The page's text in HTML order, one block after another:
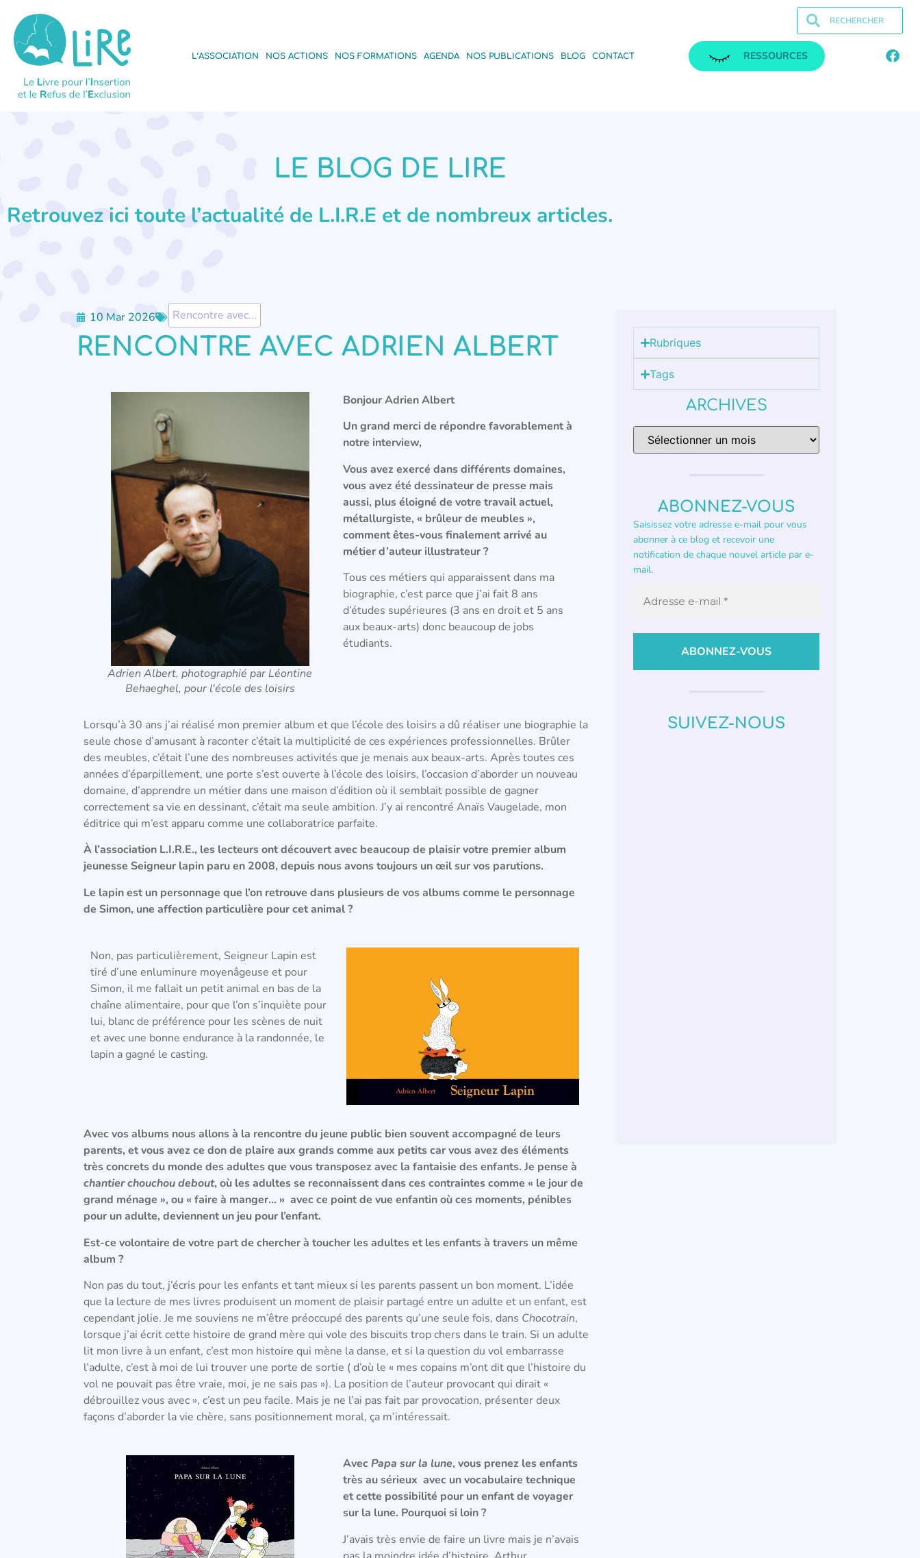
L’ASSOCIATION NOS ACTIONS NOS FORMATIONS AGENDA NOS PUBLICATIONS BLOG CONTACT RESSOURCES
LE BLOG DE LIRE
Retrouvez ici toute l’actualité de L.I.R.E et de nombreux articles.
10 Mar 2026 Rencontre avec...
RENCONTRE AVEC ADRIEN ALBERT
Adrien Albert, photographié par Léontine
Behaeghel, pour l'école des loisirs
Bonjour Adrien Albert
Un grand merci de répondre favorablement à
notre interview,
Vous avez exercé dans différents domaines,
vous avez été dessinateur de presse mais
aussi, plus éloigné de votre travail actuel,
métallurgiste, « brûleur de meubles »,
comment êtes-vous finalement arrivé au
métier d’auteur illustrateur ?
Tous ces métiers qui apparaissent dans ma
biographie, c’est parce que j’ai fait 8 ans
d’études supérieures (3 ans en droit et 5 ans
aux beaux-arts) donc beaucoup de jobs
étudiants.
Lorsqu’à 30 ans j’ai réalisé mon premier album et que l’école des loisirs a dû réaliser une biographie la
seule chose d’amusant à raconter c’était la multiplicité de ces expériences professionnelles. Brûler
des meubles, c’était l’une des nombreuses activités que je menais aux beaux-arts. Après toutes ces
années d’éparpillement, une porte s’est ouverte à l’école des loisirs, l’occasion d’aborder un nouveau
domaine, d’apprendre un métier dans une maison d’édition où il semblait possible de gagner
correctement sa vie en dessinant, c’était ma seule ambition. J’y ai rencontré Anaïs Vaugelade, mon
éditrice qui m’est apparu comme une collaboratrice parfaite.
À l’association L.I.R.E., les lecteurs ont découvert avec beaucoup de plaisir votre premier album
jeunesse Seigneur lapin paru en 2008, depuis nous avons toujours un œil sur vos parutions.
Le lapin est un personnage que l’on retrouve dans plusieurs de vos albums comme le personnage
de Simon, une affection particulière pour cet animal ?
Non, pas particulièrement, Seigneur Lapin est
tiré d’une enluminure moyenâgeuse et pour
Simon, il me fallait un petit animal en bas de la
chaîne alimentaire, pour que l’on s’inquiète pour
lui, blanc de préférence pour les scènes de nuit
et avec une bonne endurance à la randonnée, le
lapin a gagné le casting.
Avec vos albums nous allons à la rencontre du jeune public bien souvent accompagné de leurs
parents, et vous avez ce don de plaire aux grands comme aux petits car vous avez des éléments
très concrets du monde des adultes que vous transposez avec la fantaisie des enfants. Je pense à
chantier chouchou debout, où les adultes se reconnaissent dans ces contraintes comme « le jour de
grand ménage », ou « faire à manger… » avec ce point de vue enfantin où ces moments, pénibles
pour un adulte, deviennent un jeu pour l’enfant.
Est-ce volontaire de votre part de chercher à toucher les adultes et les enfants à travers un même
album ?
Non pas du tout, j’écris pour les enfants et tant mieux si les parents passent un bon moment. L’idée
que la lecture de mes livres produisent un moment de plaisir partagé entre un adulte et un enfant, est
cependant jolie. Je me souviens ne m’être préoccupé des parents qu’une seule fois, dans Chocotrain,
lorsque j’ai écrit cette histoire de grand mère qui vole des biscuits trop chers dans le train. Si un adulte
lit mon livre à un enfant, c’est mon histoire qui mène la danse, et si la question du vol embarrasse
l’adulte, c’est à moi de lui trouver une porte de sortie ( d’où le « mes copains m’ont dit que l’histoire du
vol ne pouvait pas être vraie, moi, je ne sais pas »). La position de l’auteur provocant qui dirait «
débrouillez vous avec », c’est un peu facile. Mais je ne l’ai pas fait par provocation, présenter deux
façons d’aborder la vie chère, sans positionnement moral, ça m’intéressait.
Avec Papa sur la lune, vous prenez les enfants
très au sérieux avec un vocabulaire technique
et cette possibilité pour un enfant de voyager
sur la lune. Pourquoi si loin ?
J’avais très envie de faire un livre mais je n’avais
Rubriques
Tags
ARCHIVES
ABONNEZ-VOUS
Saisissez votre adresse e-mail pour vous
abonner à ce blog et recevoir une
notification de chaque nouvel article par e-
mail.
SUIVEZ-NOUS